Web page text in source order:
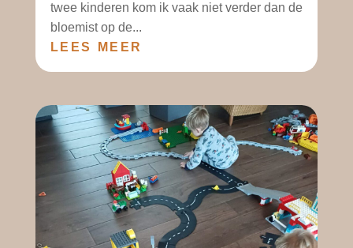
twee kinderen kom ik vaak niet verder dan de
bloemist op de...
LEES MEER